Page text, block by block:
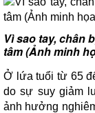
Vì sao tay, chân
tâm (Ảnh minh
Ở lứa tuổi từ 65
do sự suy giảm
ảnh hưởng